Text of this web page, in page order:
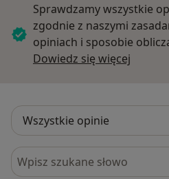
Sprawdzamy wszystkie
zgodnie z naszymi
opiniach i sposobie
Dowiedz się więcej
Szukaj w opiniach